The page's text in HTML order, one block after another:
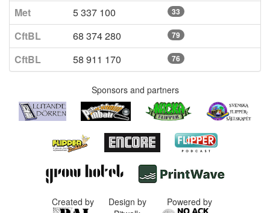
Met 5 337 100 33
CftBL 68 374 280 79
CftBL 58 911 170 76
Sponsors and partners
Created by
Design by
Powered by